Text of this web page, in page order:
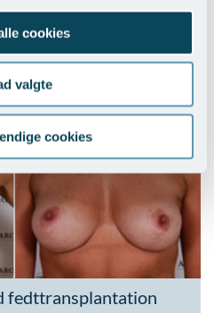
cookies
valgte
cookies
implantater
fedttransplantation